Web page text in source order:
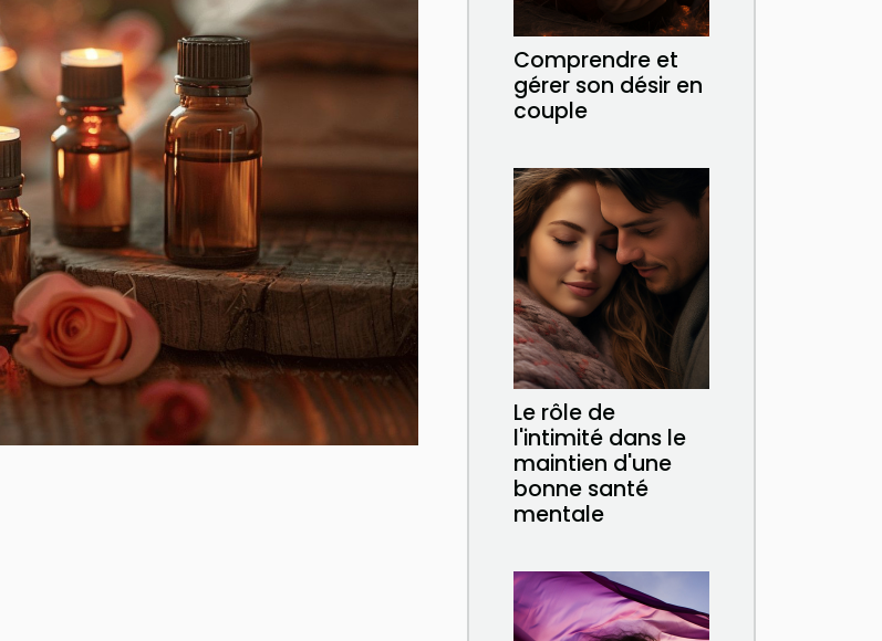
Comprendre et
gérer son désir en
couple
Le rôle de
l'intimité dans le
maintien d'une
bonne santé
mentale